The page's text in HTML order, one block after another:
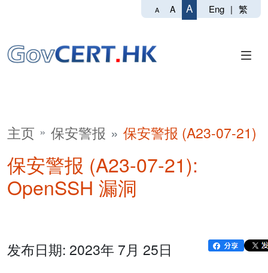
A A A Eng | 繁
主页 保安警报 保安警报 (A23-07-21)
保安警报 (A23-07-21):
OpenSSH 漏洞
发布日期: 2023年 7月 25日